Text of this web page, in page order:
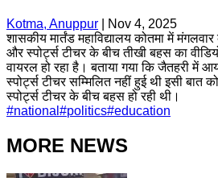
Kotma, Anuppur
Nov 4, 2025
शासकीय मार्तंड महाविद्यालय कोतमा में
और स्पोर्ट्स टीचर के बीच तीखी बहस का
वायरल हो रहा है। बताया गया कि जैतहरी में
स्पोर्ट्स टीचर सम्मिलित नहीं हुई थी इसी
स्पोर्ट्स टीचर के बीच बहस हो रही थी।
#national #politics#education
MORE NEWS